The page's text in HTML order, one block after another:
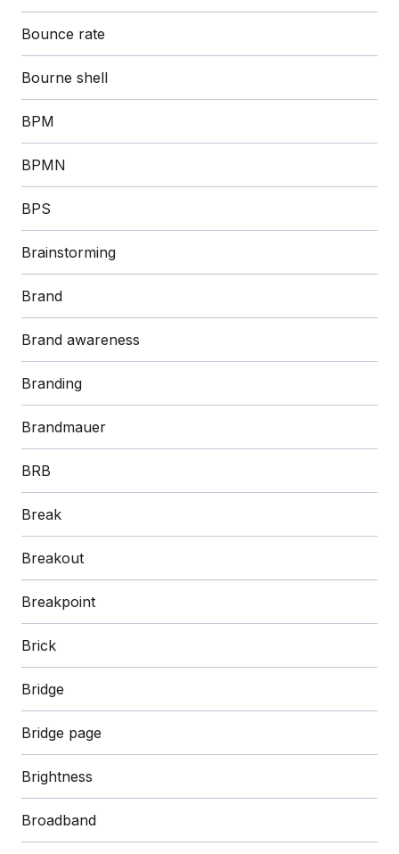
Bounce rate
Bourne shell
BPM
BPMN
BPS
Brainstorming
Brand
Brand awareness
Branding
Brandmauer
BRB
Break
Breakout
Breakpoint
Brick
Bridge
Bridge page
Brightness
Broadband